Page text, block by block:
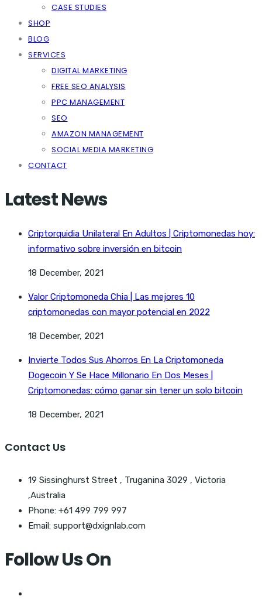
CASE STUDIES
SHOP
BLOG
SERVICES
DIGITAL MARKETING
FREE SEO ANALYSIS
PPC MANAGEMENT
SEO
AMAZON MANAGEMENT
SOCIAL MEDIA MARKETING
CONTACT
Latest News
Criptorquidia Unilateral En Adultos | Criptomonedas hoy:
informativo sobre inversión en bitcoin
18 December, 2021
Valor Criptomoneda Chia | Las mejores 10
criptomonedas con mayor potencial en 2022
18 December, 2021
Invierte Todos Sus Ahorros En La Criptomoneda
Dogecoin Y Se Hace Millonario En Dos Meses |
Criptomonedas: cómo ganar sin tener un solo bitcoin
18 December, 2021
Contact Us
19 Sissinghurst Street , Truganina 3029 , Victoria
,Australia
Phone: +61 499 799 997
Email: support@dxignlab.com
Follow Us On